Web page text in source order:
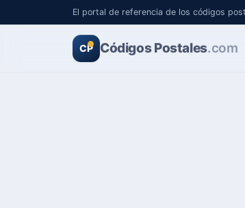
El portal de referencia de los códigos
CP Códigos Postales.com